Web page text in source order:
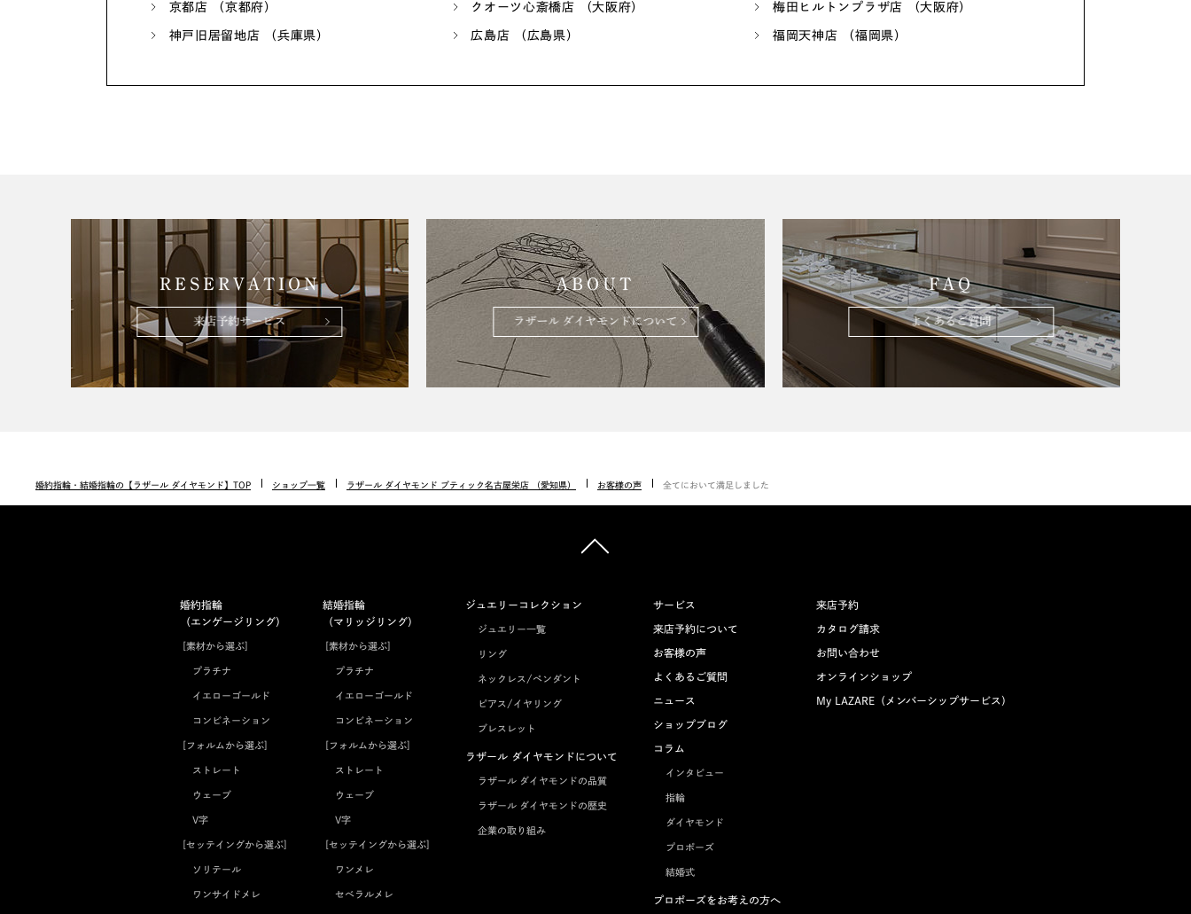
京都店 （京都府） クオーツ心斎橋店 （大阪府） 梅田ヒルトンプラザ店 （大阪府）
神戸旧居留地店 （兵庫県） 広島店 （広島県） 福岡天神店 （福岡県）
RESERVATION
来店予約サービス
ABOUT
ラザール ダイヤモンドについて
FAQ
よくあるご質問
婚約指輪・結婚指輪の【ラザール ダイヤモンド】TOP ショップ一覧 ラザール ダイヤモンド ブティック名古屋栄店 （愛知県） お客様の声 全てにおいて満足しました
婚約指輪
（エンゲージリング）
[素材から選ぶ]
プラチナ
イエローゴールド
コンビネーション
[フォルムから選ぶ]
ストレート
ウェーブ
V字
[セッテイングから選ぶ]
ソリテール
ワンサイドメレ
結婚指輪
（マリッジリング）
[素材から選ぶ]
プラチナ
イエローゴールド
コンビネーション
[フォルムから選ぶ]
ストレート
ウェーブ
V字
[セッテイングから選ぶ]
ワンメレ
セベラルメレ
ジュエリーコレクション
ジュエリー一覧
リング
ネックレス/ペンダント
ピアス/イヤリング
ブレスレット
ラザール ダイヤモンドについて
ラザール ダイヤモンドの品質
ラザール ダイヤモンドの歴史
企業の取り組み
サービス
来店予約について
お客様の声
よくあるご質問
ニュース
ショップブログ
コラム
インタビュー
指輪
ダイヤモンド
プロポーズ
結婚式
プロポーズをお考えの方へ
来店予約
カタログ請求
お問い合わせ
オンラインショップ
My LAZARE（メンバーシップサービス）